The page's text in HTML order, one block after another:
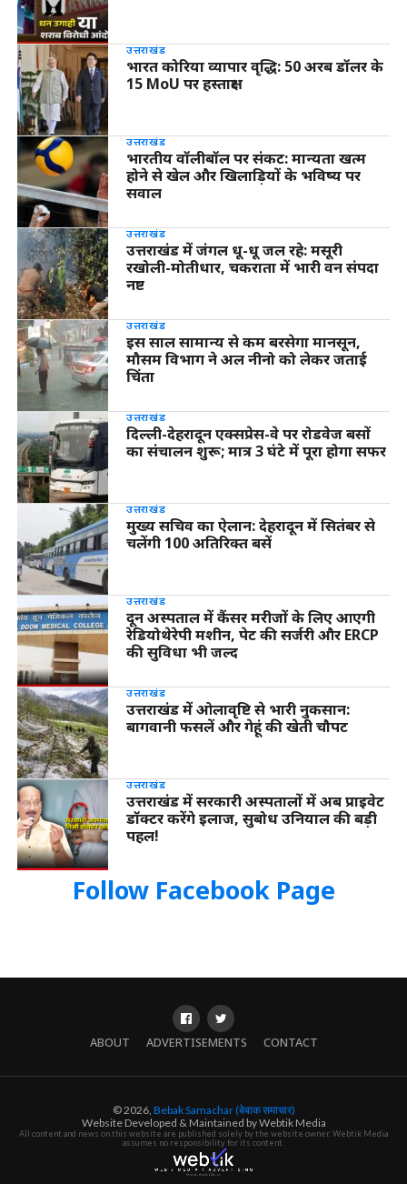
उत्तराखंड
भारत कोरिया व्यापार वृद्धि: 50 अरब डॉलर के
15 MoU पर हस्ताक्षर
उत्तराखंड
भारतीय वॉलीबॉल पर संकट: मान्यता खत्म
होने से खेल और खिलाड़ियों के भविष्य पर
सवाल
उत्तराखंड
उत्तराखंड में जंगल धू-धू जल रहे: मसूरी
रखोली-मोतीधार, चकराता में भारी वन संपदा
नष्ट
उत्तराखंड
इस साल सामान्य से कम बरसेगा मानसून,
मौसम विभाग ने अल नीनो को लेकर जताई
चिंता
उत्तराखंड
दिल्ली-देहरादून एक्सप्रेस-वे पर रोडवेज बसों
का संचालन शुरू; मात्र 3 घंटे में पूरा होगा सफर
उत्तराखंड
मुख्य सचिव का ऐलान: देहरादून में सितंबर से
चलेंगी 100 अतिरिक्त बसें
उत्तराखंड
दून अस्पताल में कैंसर मरीजों के लिए आएगी
रेडियोथेरेपी मशीन, पेट की सर्जरी और ERCP
की सुविधा भी जल्द
उत्तराखंड
उत्तराखंड में ओलावृष्टि से भारी नुकसान:
बागवानी फसलें और गेहूं की खेती चौपट
उत्तराखंड
उत्तराखंड में सरकारी अस्पतालों में अब प्राइवेट
डॉक्टर करेंगे इलाज, सुबोध उनियाल की बड़ी
पहल!
Follow Facebook Page
ABOUT ADVERTISEMENTS CONTACT
© 2026, Bebak Samachar (बेबाक समाचार)
Website Developed & Maintained by Webtik Media
All content and news on this website are published solely by the website owner. Webtik Media
assumes no responsibility for its content.